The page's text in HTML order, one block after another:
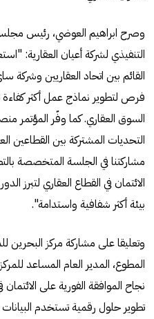
وصرح ابراهيم العوضي، رئيس مجلس
التنفيذي لشركة أعيان العقارية:
القائم بين اتحاد العقاريين
فرص لتطوير نماذج عمل أكثر كفاءة
السوق العقاري. كما وفّر المؤتمر
التحديات المشتركة بين القطاعين
مشاركتنا في الجلسة المتخصصة
الائتمان في القطاع العقاري لتبرز
بيئة أكثر شفافية واستدامة".
وتعليقا على مشاركة مركز البحرين
المطوع، المدير العام المساعد
نجاح الموافقة الفورية على
تطوير حلول رقمية تستخدم البيانات